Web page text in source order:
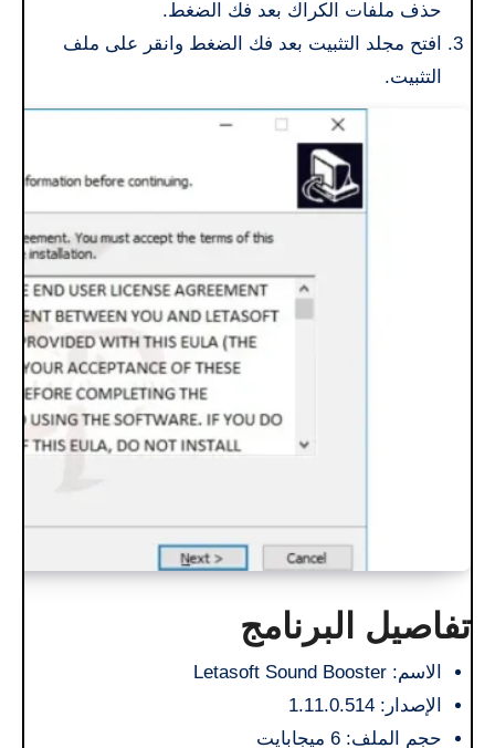
حذف ملفات الكراك بعد فك الضغط.
افتح مجلد التثبيت بعد فك الضغط وانقر على ملف
التثبيت.
تفاصيل البرنامج
الاسم: Letasoft Sound Booster
الإصدار: 1.11.0.514
حجم الملف: 6 ميجابايت